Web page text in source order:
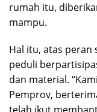
rumah itu,
mampu.
Hal itu, atas peran
peduli
dan material.
Pemprov,